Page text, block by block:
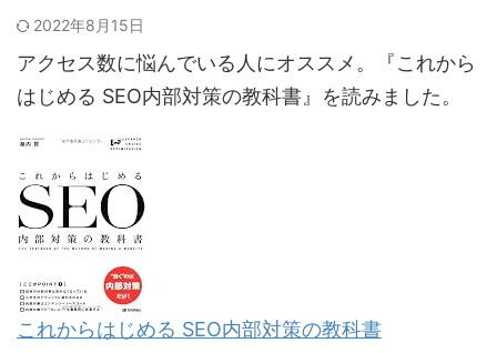
2022年8月15日
アクセス数に悩んでいる人にオススメ。『これから
はじめる SEO内部対策の教科書』を読みました。
これからはじめる SEO内部対策の教科書